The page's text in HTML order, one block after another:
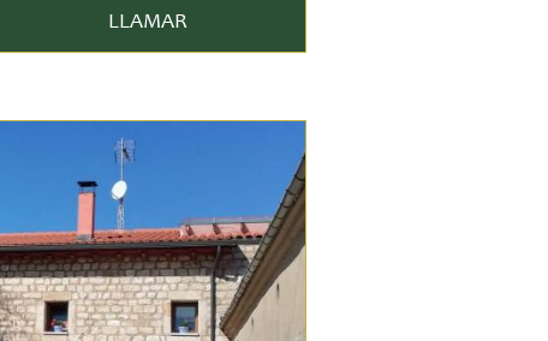
LLAMAR